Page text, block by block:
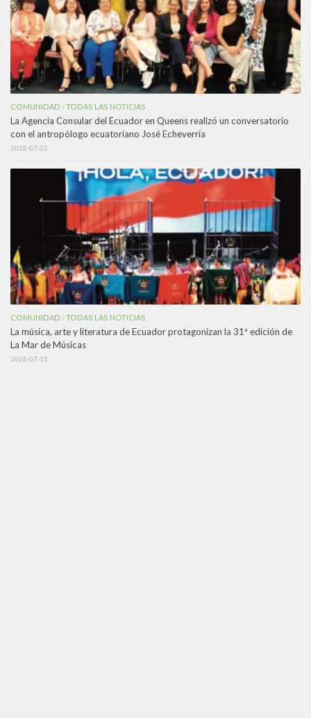
COMUNIDAD /TODAS LAS NOTICIAS
La Agencia Consular del Ecuador en Queens realizó un conversatorio
con el antropólogo ecuatoriano José Echeverría
2026-07-22
COMUNIDAD /TODAS LAS NOTICIAS
La música, arte y literatura de Ecuador protagonizan la 31ª edición de
La Mar de Músicas
2026-07-15